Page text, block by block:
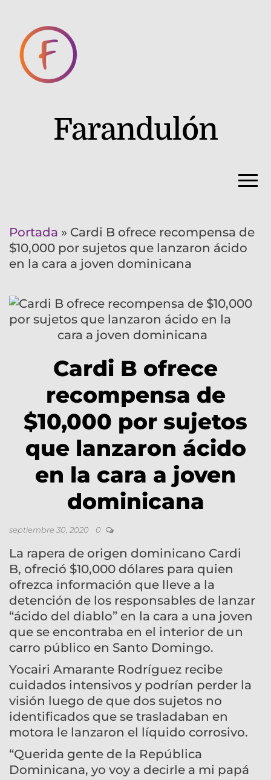
Farandulón
Portada » Cardi B ofrece recompensa de
$10,000 por sujetos que lanzaron ácido
en la cara a joven dominicana
Cardi B ofrece
recompensa de
$10,000 por sujetos
que lanzaron ácido
en la cara a joven
dominicana
septiembre 30, 2020 0
La rapera de origen dominicano Cardi
B, ofreció $10,000 dólares para quien
ofrezca información que lleve a la
detención de los responsables de lanzar
“ácido del diablo” en la cara a una joven
que se encontraba en el interior de un
carro público en Santo Domingo.
Yocairi Amarante Rodríguez recibe
cuidados intensivos y podrían perder la
visión luego de que dos sujetos no
identificados que se trasladaban en
motora le lanzaron el líquido corrosivo.
“Querida gente de la República
Dominicana, yo voy a decirle a mi papá